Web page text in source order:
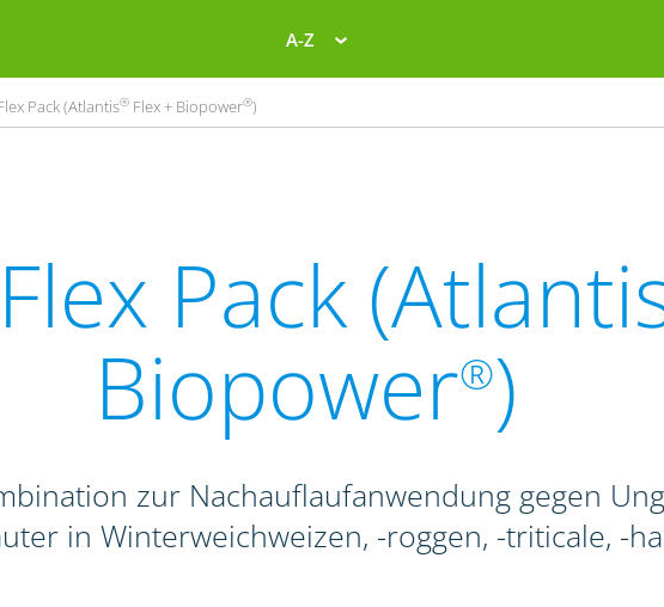
A-Z
Pack (Atlantis® Flex + Biopower®)
Flex Pack
Biopower®)
zur Nachauflaufanwendung gegen
in Winterweichweizen, -roggen, -triticale, -